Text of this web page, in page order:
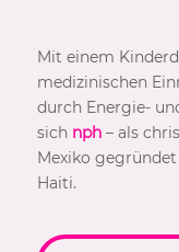
Mit einem
medizinischen
durch Energie-
sich nph– als
Mexiko
Haiti.